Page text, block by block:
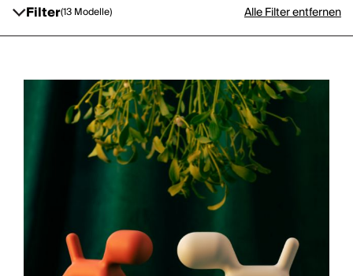
Filter(13 Modelle) Alle Filter entfernen